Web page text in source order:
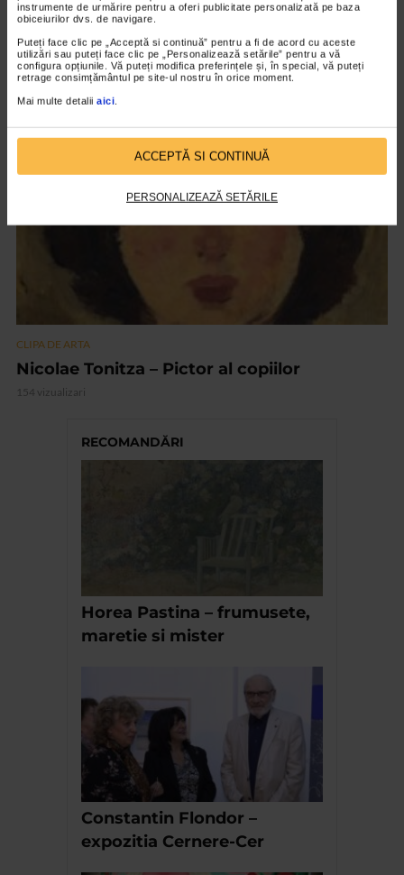
instrumente de urmărire pentru a oferi publicitate personalizată pe baza
obiceiurilor dvs. de navigare.
Puteți face clic pe „Acceptă si continuă” pentru a fi de acord cu aceste
utilizări sau puteți face clic pe „Personalizează setările” pentru a vă
configura opțiunile. Vă puteți modifica preferințele și, în special, vă puteți
retrage consimțământul pe site-ul nostru în orice moment.
Mai multe detalii aici.
ACCEPTĂ SI CONTINUĂ
PERSONALIZEAZĂ SETĂRILE
CLIPA DE ARTA
ARTS and ARTISTS. Floriama Cândea –
„Invisible Garden #2”
139 vizualizari
CLIPA DE ARTA
Nicolae Tonitza – Pictor al copiilor
154 vizualizari
RECOMANDĂRI
Horea Pastina – frumusete,
maretie si mister
Constantin Flondor –
expozitia Cernere-Cer